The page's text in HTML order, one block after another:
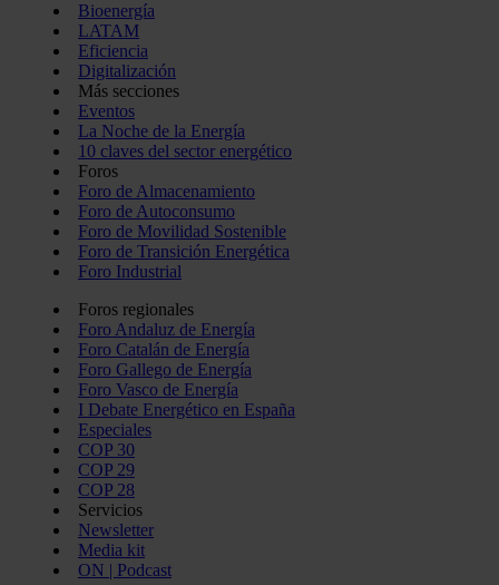
Bioenergía
LATAM
Eficiencia
Digitalización
Más secciones
Eventos
La Noche de la Energía
10 claves del sector energético
Foros
Foro de Almacenamiento
Foro de Autoconsumo
Foro de Movilidad Sostenible
Foro de Transición Energética
Foro Industrial
Foros regionales
Foro Andaluz de Energía
Foro Catalán de Energía
Foro Gallego de Energía
Foro Vasco de Energía
I Debate Energético en España
Especiales
COP 30
COP 29
COP 28
Servicios
Newsletter
Media kit
ON | Podcast